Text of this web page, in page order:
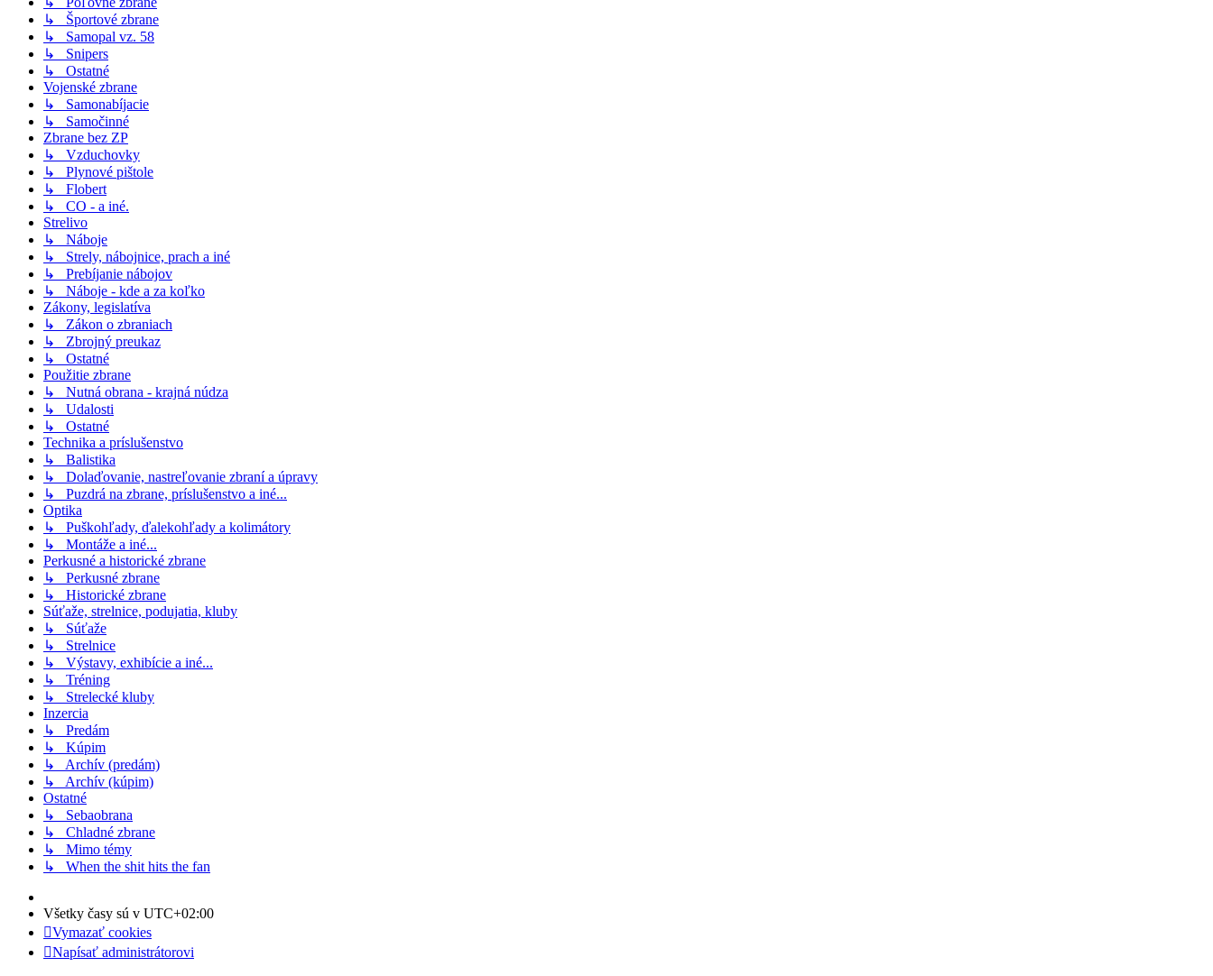
↳ Športové zbrane
↳ Samopal vz. 58
↳ Snipers
↳ Ostatné
Vojenské zbrane
↳ Samonabíjacie
↳ Samočinné
Zbrane bez ZP
↳ Vzduchovky
↳ Plynové pištole
↳ Flobert
↳ CO - a iné.
Strelivo
↳ Náboje
↳ Strely, nábojnice, prach a iné
↳ Prebíjanie nábojov
↳ Náboje - kde a za koľko
Zákony, legislatíva
↳ Zákon o zbraniach
↳ Zbrojný preukaz
↳ Ostatné
Použitie zbrane
↳ Nutná obrana - krajná núdza
↳ Udalosti
↳ Ostatné
Technika a príslušenstvo
↳ Balistika
↳ Dolaďovanie, nastreľovanie zbraní a úpravy
↳ Puzdrá na zbrane, príslušenstvo a iné...
Optika
↳ Puškohľady, ďalekohľady a kolimátory
↳ Montáže a iné...
Perkusné a historické zbrane
↳ Perkusné zbrane
↳ Historické zbrane
Súťaže, strelnice, podujatia, kluby
↳ Súťaže
↳ Strelnice
↳ Výstavy, exhibície a iné...
↳ Tréning
↳ Strelecké kluby
Inzercia
↳ Predám
↳ Kúpim
↳ Archív (predám)
↳ Archív (kúpim)
Ostatné
↳ Sebaobrana
↳ Chladné zbrane
↳ Mimo témy
↳ When the shit hits the fan
Všetky časy sú v UTC+02:00
Vymazať cookies
Napísať administrátorovi